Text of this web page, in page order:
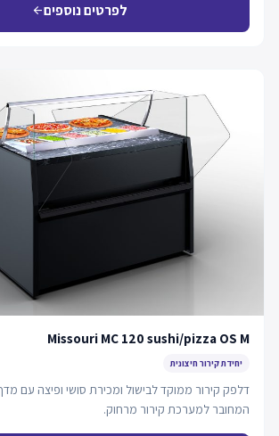
לפרטים נוספיםarrow_back
Missouri MC 120 sushi/pizza OS M
יחידת קירור חיצונית
דלפק קירור ממוקד לבישול ומכירת סושי ופיצה עם
המחובר למערכת קירור מרחוק.